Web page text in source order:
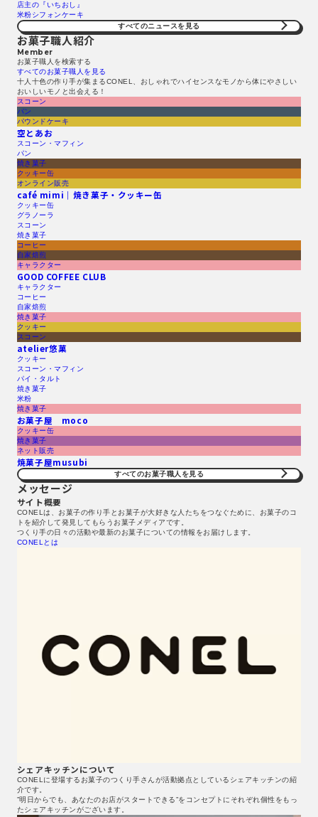
店主の『いちおし』
米粉シフォンケーキ
すべてのニュースを見る​
お菓子職人紹介
Member
お菓子職人を検索する​
すべてのお菓子職人を見る​
十人十色の作り手が集まるCONEL、おしゃれでハイセンスなモノから体にやさしい
おいしいモノと出会える！
スコーン
パン
パウンドケーキ
空とあお
スコーン・マフィン
パン
焼き菓子
クッキー缶
オンライン販売
café mimi｜焼き菓子・クッキー缶
クッキー缶
グラノーラ
スコーン
焼き菓子
コーヒー
自家焙煎
キャラクター
GOOD COFFEE CLUB
キャラクター
コーヒー
自家焙煎
焼き菓子
クッキー
スコーン
atelier悠菓
クッキー
スコーン・マフィン
パイ・タルト
焼き菓子
米粉
焼き菓子
お菓子屋 moco
クッキー缶
焼き菓子
ネット販売
焼菓子屋musubi
すべてのお菓子職人を見る​
メッセージ
サイト概要
CONELは、お菓子の作り手とお菓子が大好きな人たちをつなぐために、お菓子のコ
トを紹介して発見してもらうお菓子メディアです。
つくり手の日々の活動や最新のお菓子についての情報をお届けします。
CONELとは
シェアキッチンについて
CONELに登場するお菓子のつくり手さんが活動拠点としているシェアキッチンの紹
介です。
”明日からでも、あなたのお店がスタートできる”をコンセプトにそれぞれ個性をもっ
たシェアキッチンがございます。